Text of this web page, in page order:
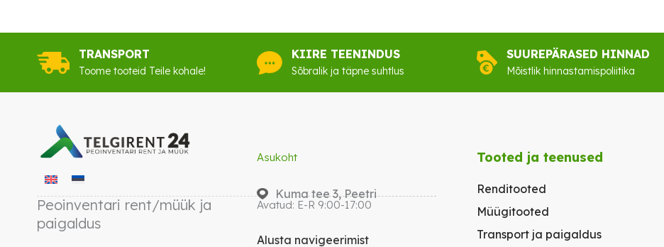
TRANSPORT
Toome tooteid Teile kohale!
KIIRE TEENINDUS
Sõbralik ja täpne suhtlus
SUUREPÄRASED HINNAD
Mõistlik hinnastamispoliitika
Peoinventari rent/müük ja
paigaldus
Asukoht
Kuma tee 3, Peetri
Avatud: E-R 9:00-17:00
Alusta navigeerimist
Tooted ja teenused
Renditooted
Müügitooted
Transport ja paigaldus